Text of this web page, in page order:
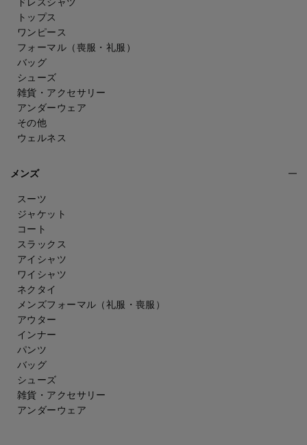
トップス
ワンピース
フォーマル（喪服・礼服）
バッグ
シューズ
雑貨・アクセサリー
アンダーウェア
その他
ウェルネス
メンズ
スーツ
ジャケット
コート
スラックス
アイシャツ
ワイシャツ
ネクタイ
メンズフォーマル （礼服・喪服）
アウター
インナー
パンツ
バッグ
シューズ
雑貨・アクセサリー
アンダーウェア